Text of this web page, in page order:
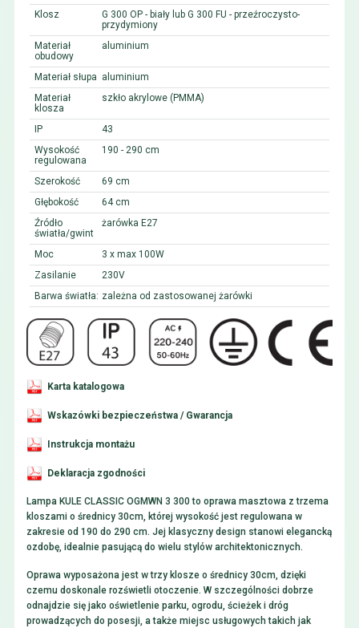
Klosz
G 300 OP - biały lub G 300 FU - przeźroczysto-
przydymiony
Materiał
obudowy
aluminium
Materiał słupa aluminium
Materiał
klosza
szkło akrylowe (PMMA)
IP
43
Wysokość
regulowana
190 - 290 cm
Szerokość
69 cm
Głębokość
64 cm
Źródło
światła/gwint
żarówka E27
Moc
3 x max 100W
Zasilanie
230V
Barwa światła: zależna od zastosowanej żarówki
Karta katalogowa
Wskazówki bezpieczeństwa / Gwarancja
Instrukcja montażu
Deklaracja zgodności
Lampa KULE CLASSIC OGMWN 3 300 to oprawa masztowa z trzema
kloszami o średnicy 30cm, której wysokość jest regulowana w
zakresie od 190 do 290 cm. Jej klasyczny design stanowi elegancką
ozdobę, idealnie pasującą do wielu stylów architektonicznych.
Oprawa wyposażona jest w trzy klosze o średnicy 30cm, dzięki
czemu doskonale rozświetli otoczenie. W szczególności dobrze
odnajdzie się jako oświetlenie parku, ogrodu, ścieżek i dróg
prowadzących do posesji, a także miejsc usługowych takich jak